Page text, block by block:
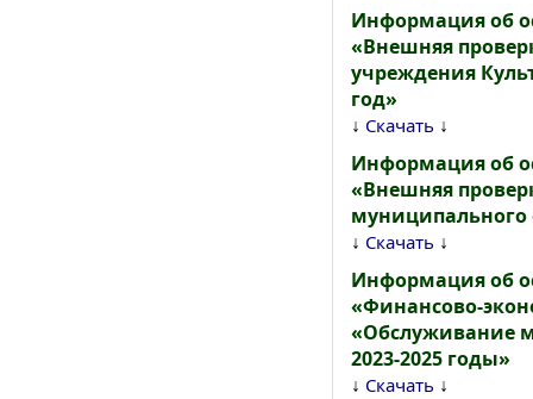
Информация об
«Внешняя
учреждения
год»
↓ Скачать ↓
Информация об
«Внешняя
муниципального
↓ Скачать ↓
Информация об
«Финансово-
«Обслуживание
2023-2025 годы»
↓ Скачать ↓